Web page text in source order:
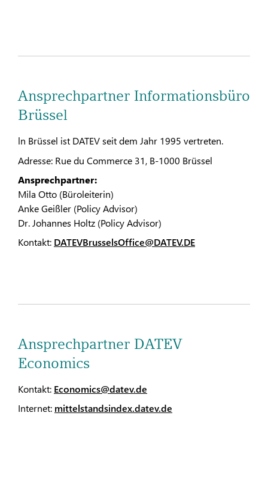
Ansprechpartner Informationsbüro
Brüssel
ln Brüssel ist DATEV seit dem Jahr 1995 vertreten.
Adresse: Rue du Commerce 31, B-1000 Brüssel
Ansprechpartner:
Mila Otto (Büroleiterin)
Anke Geißler (Policy Advisor)
Dr. Johannes Holtz (Policy Advisor)
Kontakt: DATEVBrusselsOffice@DATEV.DE
Ansprechpartner DATEV
Economics
Kontakt: Economics@datev.de
Internet: mittelstandsindex.datev.de